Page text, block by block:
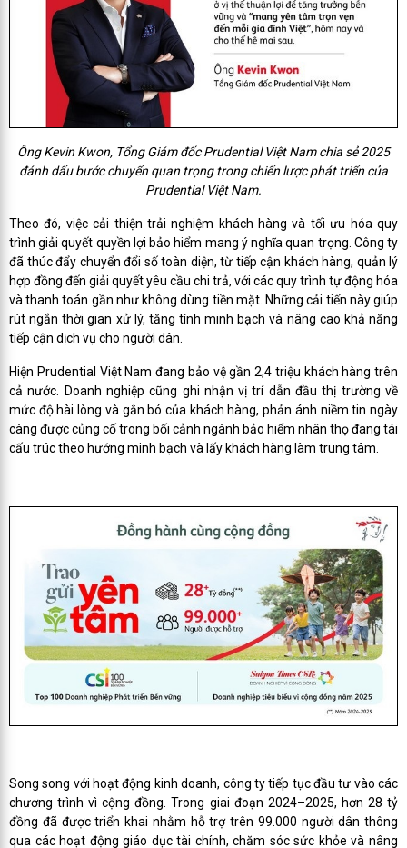
Ông Kevin Kwon, Tổng Giám đốc Prudential Việt Nam chia sẻ 2025
đánh dấu bước chuyển quan trọng trong chiến lược phát triển của
Prudential Việt Nam.
Theo đó, việc cải thiện trải nghiệm khách hàng và tối ưu hóa quy
trình giải quyết quyền lợi bảo hiểm mang ý nghĩa quan trọng. Công ty
đã thúc đẩy chuyển đổi số toàn diện, từ tiếp cận khách hàng, quản lý
hợp đồng đến giải quyết yêu cầu chi trả, với các quy trình tự động hóa
và thanh toán gần như không dùng tiền mặt. Những cải tiến này giúp
rút ngắn thời gian xử lý, tăng tính minh bạch và nâng cao khả năng
tiếp cận dịch vụ cho người dân.
Hiện Prudential Việt Nam đang bảo vệ gần 2,4 triệu khách hàng trên
cả nước. Doanh nghiệp cũng ghi nhận vị trí dẫn đầu thị trường về
mức độ hài lòng và gắn bó của khách hàng, phản ánh niềm tin ngày
càng được củng cố trong bối cảnh ngành bảo hiểm nhân thọ đang tái
cấu trúc theo hướng minh bạch và lấy khách hàng làm trung tâm.
Song song với hoạt động kinh doanh, công ty tiếp tục đầu tư vào các
chương trình vì cộng đồng. Trong giai đoạn 2024–2025, hơn 28 tỷ
đồng đã được triển khai nhằm hỗ trợ trên 99.000 người dân thông
qua các hoạt động giáo dục tài chính, chăm sóc sức khỏe và nâng